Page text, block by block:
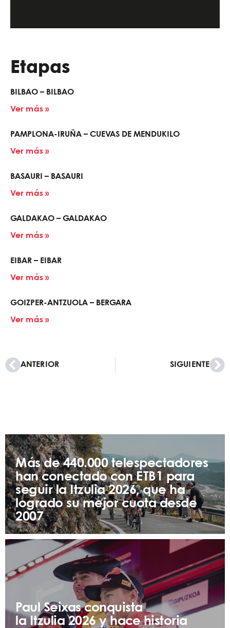
Etapas
BILBAO – BILBAO
Ver más »
PAMPLONA-IRUÑA – CUEVAS DE MENDUKILO
Ver más »
BASAURI – BASAURI
Ver más »
GALDAKAO – GALDAKAO
Ver más »
EIBAR – EIBAR
Ver más »
GOIZPER-ANTZUOLA – BERGARA
Ver más »
ANTERIOR SIGUIENTE
Más de 440.000 telespectadores
han conectado con ETB1 para
seguir la Itzulia 2026, que ha
logrado su mejor cuota desde
2007
Paul Seixas conquista
la Itzulia 2026 y hace historia